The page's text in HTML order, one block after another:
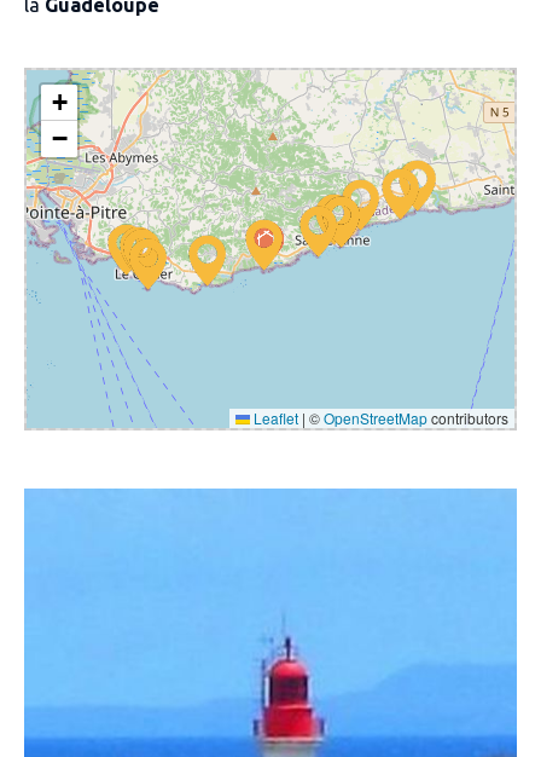
la Guadeloupe
+
−
Leaflet | ©OpenStreetMapcontributors